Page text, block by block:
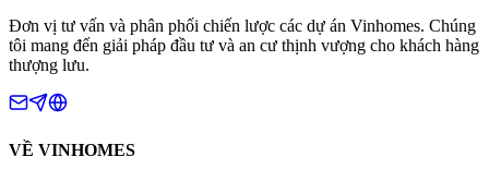
Đơn vị tư vấn và phân phối chiến lược các dự án Vinhomes. Chúng
tôi mang đến giải pháp đầu tư và an cư thịnh vượng cho khách hàng
thượng lưu.
VỀ VINHOMES